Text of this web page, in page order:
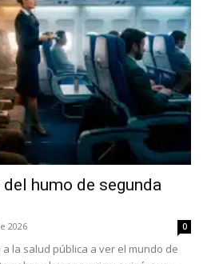
humo de segunda
2026 0
la salud pública a ver el mundo de